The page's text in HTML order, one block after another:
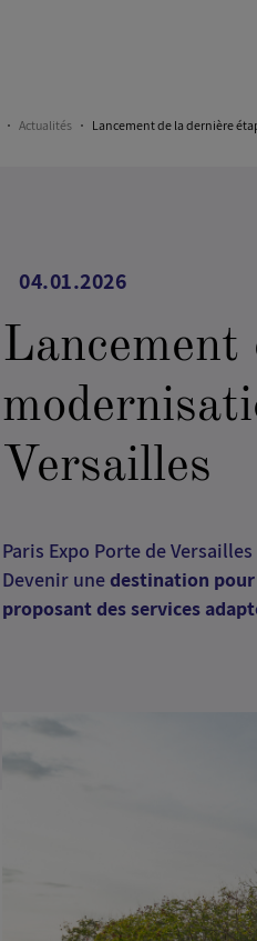
Actualités Lancement de la dernière
04.01.2026
Lancement
Versailles
Paris Expo Porte de
Devenir unedestination
proposant des services